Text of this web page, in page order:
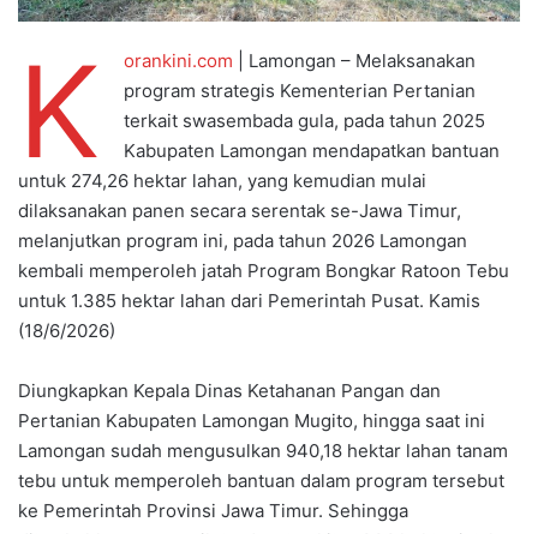
K orankini.com | Lamongan – Melaksanakan
program strategis Kementerian Pertanian
terkait swasembada gula, pada tahun 2025
Kabupaten Lamongan mendapatkan bantuan
untuk 274,26 hektar lahan, yang kemudian mulai
dilaksanakan panen secara serentak se-Jawa Timur,
melanjutkan program ini, pada tahun 2026 Lamongan
kembali memperoleh jatah Program Bongkar Ratoon Tebu
untuk 1.385 hektar lahan dari Pemerintah Pusat. Kamis
(18/6/2026)
Diungkapkan Kepala Dinas Ketahanan Pangan dan
Pertanian Kabupaten Lamongan Mugito, hingga saat ini
Lamongan sudah mengusulkan 940,18 hektar lahan tanam
tebu untuk memperoleh bantuan dalam program tersebut
ke Pemerintah Provinsi Jawa Timur. Sehingga